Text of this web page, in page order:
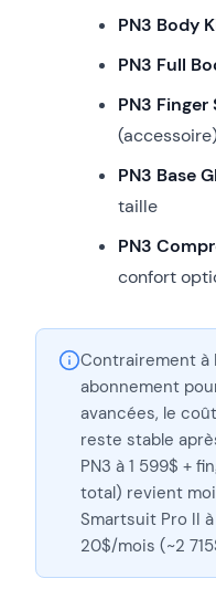
PN3 Body
PN3 Full
PN3 Finger
PN3 Base
taille
PN3
confort
Contrairement à
abonnement
avancées, le
reste stable
PN3 à 1 599$ +
total) revient
Smartsuit Pro II
20$/mois (~2